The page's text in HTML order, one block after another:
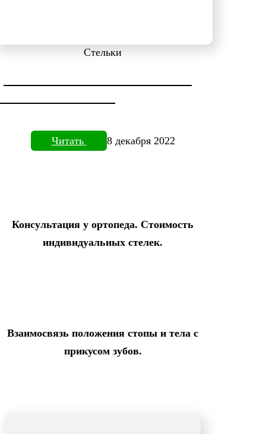
Стельки
Читать 8 декабря 2022
Консультация у ортопеда. Стоимость
индивидуальных стелек.
Взаимосвязь положения стопы и тела с
прикусом зубов.